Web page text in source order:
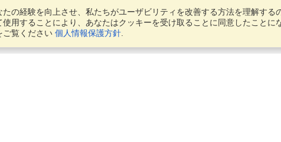
たの経験を向上させ、私たちがユーザビリティを改善する方法を理解する
使用することにより、あなたはクッキーを受け取ることに同意したこと
ご覧ください 個人情報保護方針